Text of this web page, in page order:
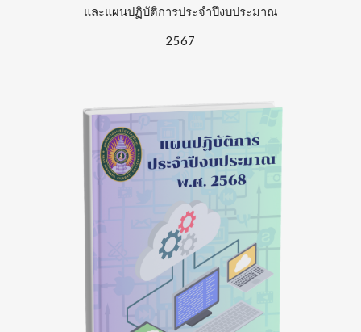
และแผนปฏิบัติการประจำปีงบประมาณ
2567